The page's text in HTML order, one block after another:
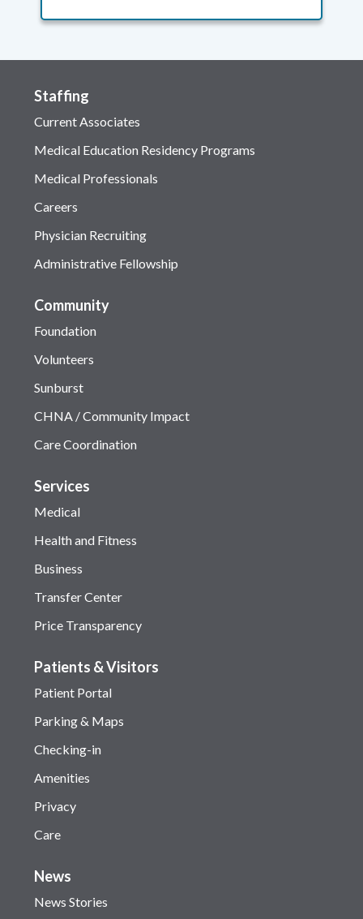
Staffing
Current Associates
Medical Education Residency Programs
Medical Professionals
Careers
Physician Recruiting
Administrative Fellowship
Community
Foundation
Volunteers
Sunburst
CHNA / Community Impact
Care Coordination
Services
Medical
Health and Fitness
Business
Transfer Center
Price Transparency
Patients & Visitors
Patient Portal
Parking & Maps
Checking-in
Amenities
Privacy
Care
News
News Stories